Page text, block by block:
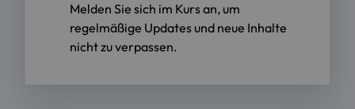
Melden Sie sich im Kurs an, um
regelmäßige Updates und neue Inhalte
nicht zu verpassen.